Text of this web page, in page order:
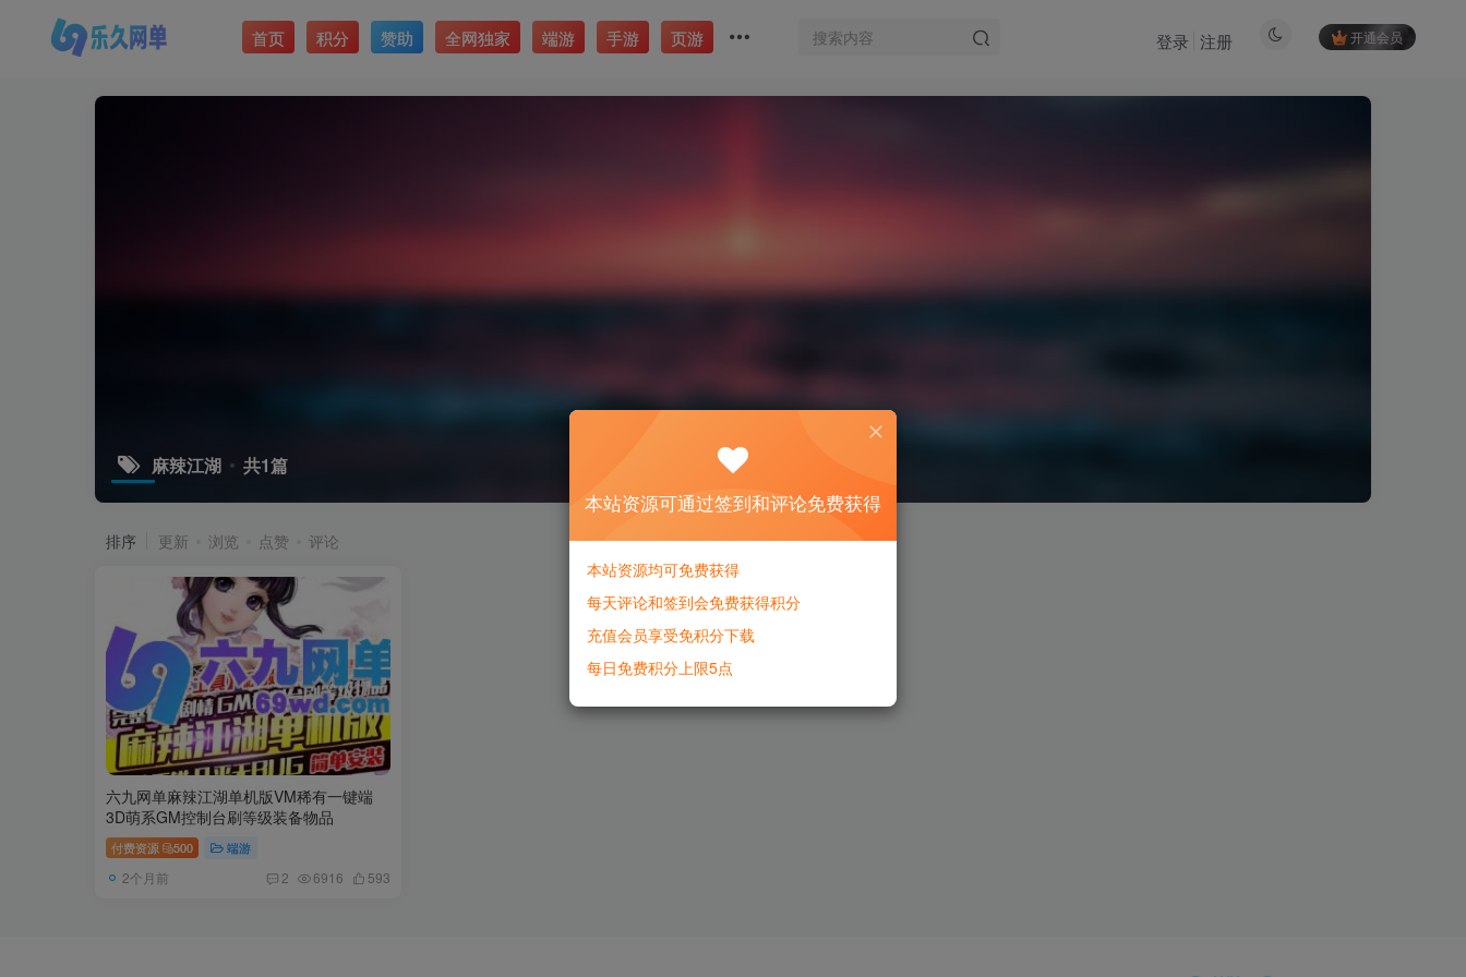
首页 积分 赞助 全网独家 端游 手游 页游 开通会员
登录 注册
麻辣江湖 共1篇
排序 更新 浏览 点赞 评论
六九网单麻辣江湖单机版VM稀有一键端
3D萌系GM控制台刷等级装备物品
付费资源 500 端游
2个月前 2 6916 593
本站资源可通过签到和评论免费获得
本站资源均可免费获得
每天评论和签到会免费获得积分
充值会员享受免积分下载
每日免费积分上限5点